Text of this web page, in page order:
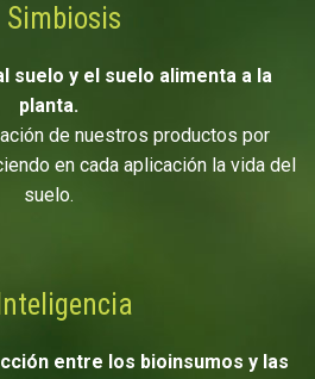
Simbiosis
suelo y el suelo alimenta a la
planta.
de nuestros productos por
en cada aplicación la vida del
suelo.
entre los bioinsumos y las